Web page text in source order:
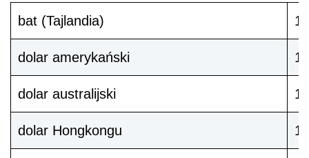
bat (Tajlandia)
1
dolar amerykański 1
dolar australijski 1
dolar Hongkongu 1